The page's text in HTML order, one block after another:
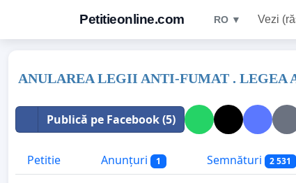
Petitieonline.com RO ▼ Vezi
ANULAREA LEGII ANTI-FUMAT . LEGEA
Publică pe Facebook (5)
Petitie Anunțuri 1 Semnături 2 531